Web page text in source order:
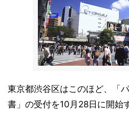
東京都渋谷区はこのほど、「
書」の受付を10月28日に開始